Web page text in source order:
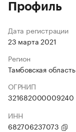
Профиль
Дата регистрации
23 марта 2021
Регион
Тамбовская область
ОГРНИП
321682000009240
ИНН
682706237073